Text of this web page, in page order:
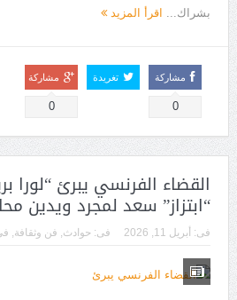
بشراك...
اقرأ المزيد
مشاركة
0
تغريدة مشاركة
0
القضاء الفرنسي يبرئ “لورا
“ابتزاز” سعد لمجرد ويدين
فى: أبريل 11, 2026 فى: حوادث, فن وثقافة,